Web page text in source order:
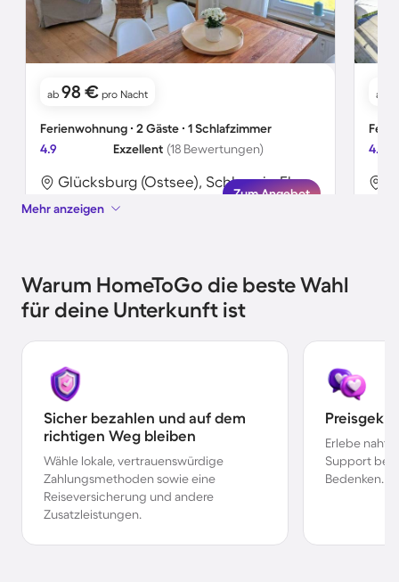
ab 98 € pro Nacht
Ferienwohnung ∙ 2 Gäste ∙ 1 Schlafzimmer
4.9
Exzellent (18 Bewertungen)
Glücksburg (Ostsee), Schleswig-Flensburg, Deutschland
Zum Angebot
ab
4.6
Mehr anzeigen
Warum HomeToGo die beste Wahl
für deine Unterkunft ist
Sicher bezahlen und auf dem
richtigen Weg bleiben
Wähle lokale, vertrauenswürdige
Zahlungsmethoden sowie eine
Reiseversicherung und andere
Zusatzleistungen.
Erlebe
Support bei
Bedenken.